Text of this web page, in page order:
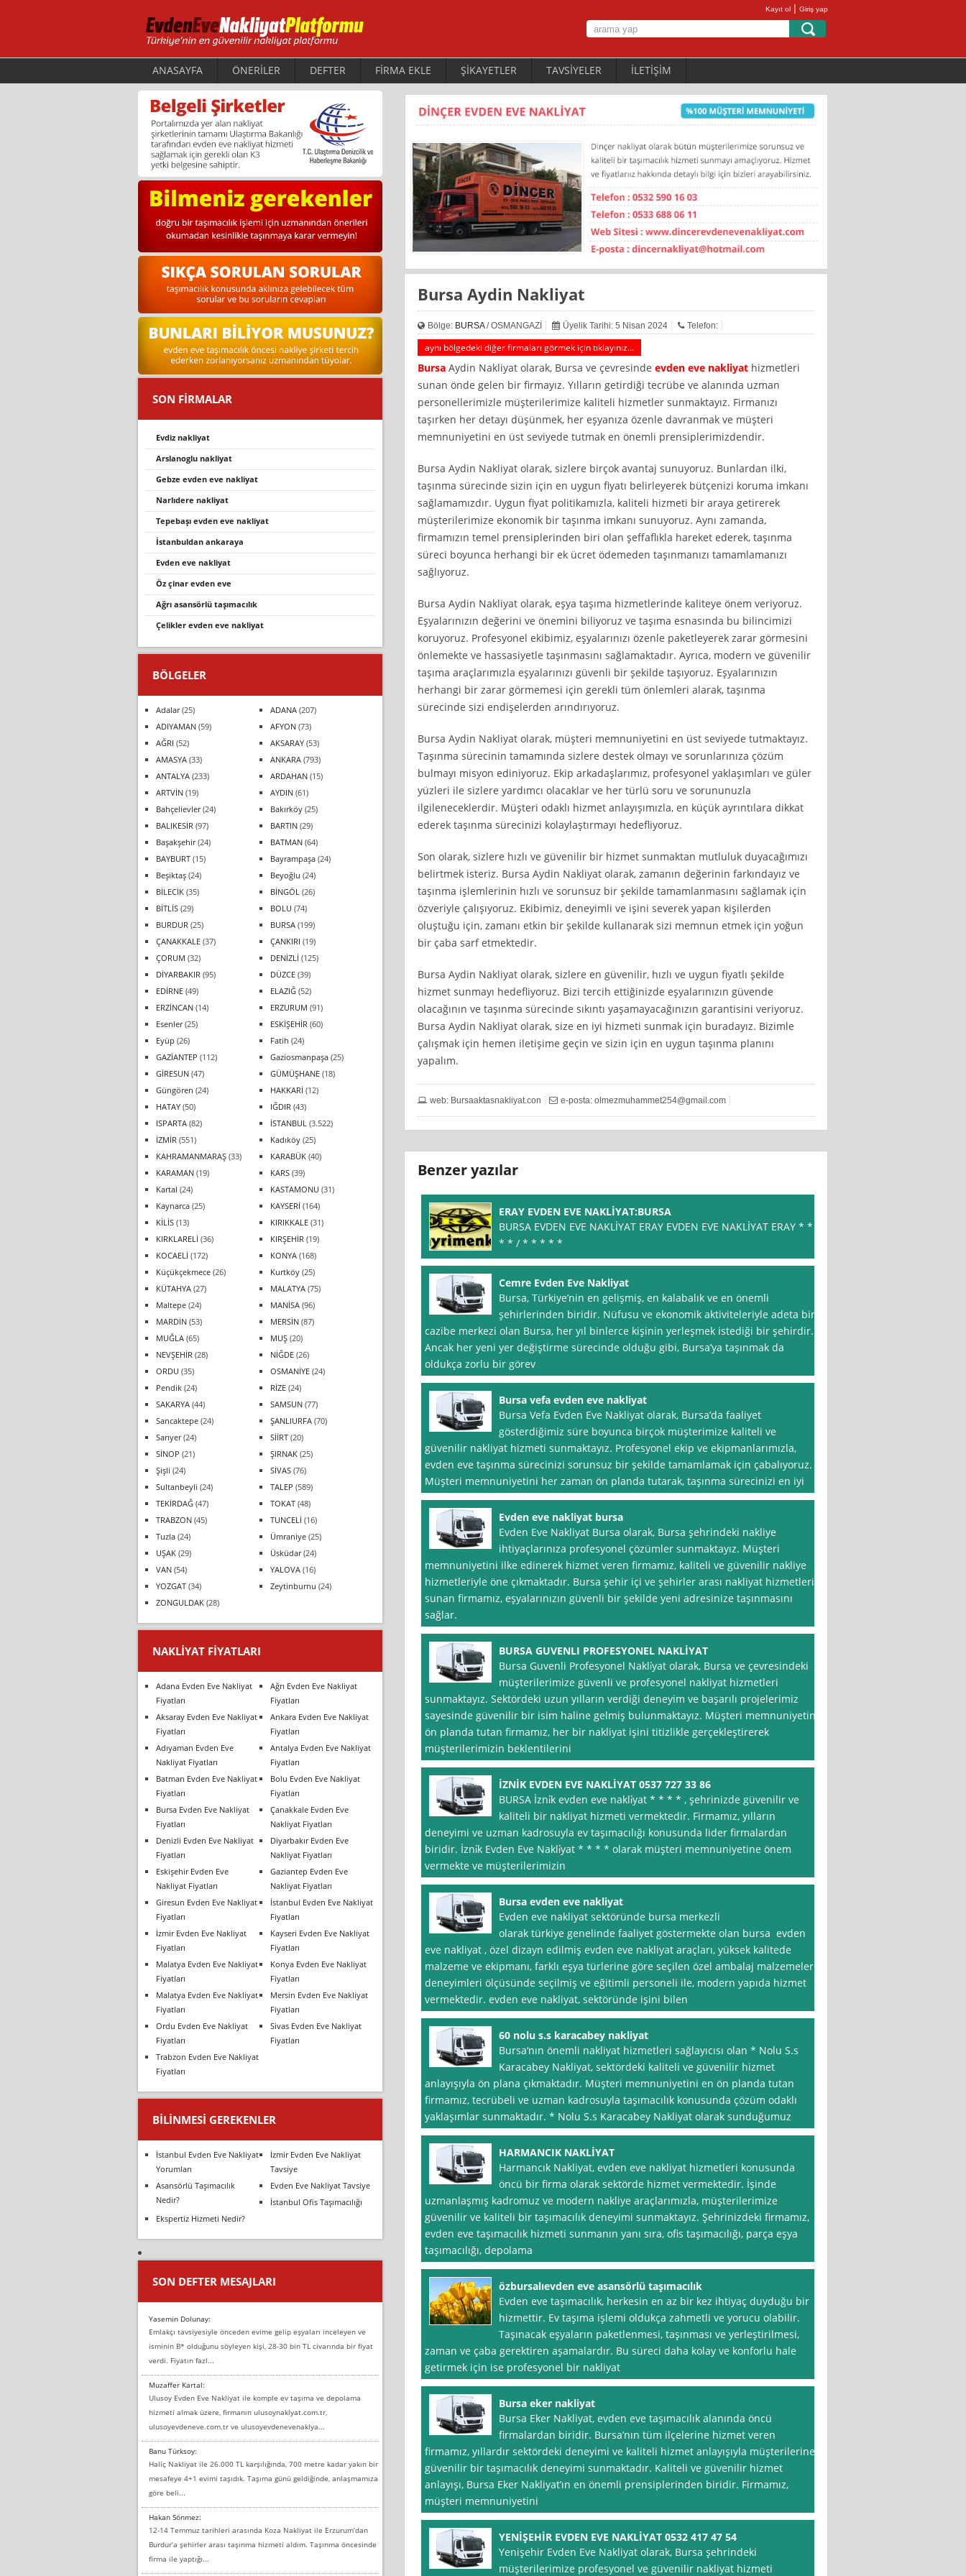
Kayıt ol | Giriş yap
ANASAYFA ÖNERİLER DEFTER FİRMA EKLE ŞİKAYETLER TAVSİYELER İLETİŞİM
Bursa Aydin Nakliyat
Bölge: BURSA/ OSMANGAZİ Üyelik Tarihi: 5 Nisan 2024 Telefon:
aynı bölgedeki diğer firmaları görmek için tıklayınız...
BursaAydin Nakliyat olarak, Bursa ve çevresinde evden eve nakliyathizmetleri
sunan önde gelen bir firmayız. Yılların getirdiği tecrübe ve alanında uzman
personellerimizle müşterilerimize kaliteli hizmetler sunmaktayız. Firmanızı
taşırken her detayı düşünmek, her eşyanıza özenle davranmak ve müşteri
memnuniyetini en üst seviyede tutmak en önemli prensiplerimizdendir.
Bursa Aydin Nakliyat olarak, sizlere birçok avantaj sunuyoruz. Bunlardan ilki,
taşınma sürecinde sizin için en uygun fiyatı belirleyerek bütçenizi koruma imkanı
sağlamamızdır. Uygun fiyat politikamızla, kaliteli hizmeti bir araya getirerek
müşterilerimize ekonomik bir taşınma imkanı sunuyoruz. Aynı zamanda,
firmamızın temel prensiplerinden biri olan şeffaflıkla hareket ederek, taşınma
süreci boyunca herhangi bir ek ücret ödemeden taşınmanızı tamamlamanızı
sağlıyoruz.
Bursa Aydin Nakliyat olarak, eşya taşıma hizmetlerinde kaliteye önem veriyoruz.
Eşyalarınızın değerini ve önemini biliyoruz ve taşıma esnasında bu bilincimizi
koruyoruz. Profesyonel ekibimiz, eşyalarınızı özenle paketleyerek zarar görmesini
önlemekte ve hassasiyetle taşınmasını sağlamaktadır. Ayrıca, modern ve güvenilir
taşıma araçlarımızla eşyalarınızı güvenli bir şekilde taşıyoruz. Eşyalarınızın
herhangi bir zarar görmemesi için gerekli tüm önlemleri alarak, taşınma
sürecinde sizi endişelerden arındırıyoruz.
Bursa Aydin Nakliyat olarak, müşteri memnuniyetini en üst seviyede tutmaktayız.
Taşınma sürecinin tamamında sizlere destek olmayı ve sorunlarınıza çözüm
bulmayı misyon ediniyoruz. Ekip arkadaşlarımız, profesyonel yaklaşımları ve güler
yüzleri ile sizlere yardımcı olacaklar ve her türlü soru ve sorununuzla
ilgileneceklerdir. Müşteri odaklı hizmet anlayışımızla, en küçük ayrıntılara dikkat
ederek taşınma sürecinizi kolaylaştırmayı hedefliyoruz.
Son olarak, sizlere hızlı ve güvenilir bir hizmet sunmaktan mutluluk duyacağımızı
belirtmek isteriz. Bursa Aydin Nakliyat olarak, zamanın değerinin farkındayız ve
taşınma işlemlerinin hızlı ve sorunsuz bir şekilde tamamlanmasını sağlamak için
özveriyle çalışıyoruz. Ekibimiz, deneyimli ve işini severek yapan kişilerden
oluştuğu için, zamanı etkin bir şekilde kullanarak sizi memnun etmek için yoğun
bir çaba sarf etmektedir.
Bursa Aydin Nakliyat olarak, sizlere en güvenilir, hızlı ve uygun fiyatlı şekilde
hizmet sunmayı hedefliyoruz. Bizi tercih ettiğinizde eşyalarınızın güvende
olacağının ve taşınma sürecinde sıkıntı yaşamayacağınızın garantisini veriyoruz.
Bursa Aydin Nakliyat olarak, size en iyi hizmeti sunmak için buradayız. Bizimle
çalışmak için hemen iletişime geçin ve sizin için en uygun taşınma planını
yapalım.
web: Bursaaktasnakliyat.con e-posta: olmezmuhammet254@gmail.com
Benzer yazılar
ERAY EVDEN EVE NAKLİYAT:BURSA
BURSA EVDEN EVE NAKLİYAT ERAY EVDEN EVE NAKLİYAT ERAY * *
* * / * * * * *
Cemre Evden Eve Nakliyat
Bursa, Türkiye’nin en gelişmiş, en kalabalık ve en önemli
şehirlerinden biridir. Nüfusu ve ekonomik aktiviteleriyle adeta bir
cazibe merkezi olan Bursa, her yıl binlerce kişinin yerleşmek istediği bir şehirdir.
Ancak her yeni yer değiştirme sürecinde olduğu gibi, Bursa’ya taşınmak da
oldukça zorlu bir görev
Bursa vefa evden eve nakliyat
Bursa Vefa Evden Eve Nakliyat olarak, Bursa’da faaliyet
gösterdiğimiz süre boyunca birçok müşterimize kaliteli ve
güvenilir nakliyat hizmeti sunmaktayız. Profesyonel ekip ve ekipmanlarımızla,
evden eve taşınma sürecinizi sorunsuz bir şekilde tamamlamak için çabalıyoruz.
Müşteri memnuniyetini her zaman ön planda tutarak, taşınma sürecinizi en iyi
Evden eve nakliyat bursa
Evden Eve Nakliyat Bursa olarak, Bursa şehrindeki nakliye
ihtiyaçlarınıza profesyonel çözümler sunmaktayız. Müşteri
memnuniyetini ilke edinerek hizmet veren firmamız, kaliteli ve güvenilir nakliye
hizmetleriyle öne çıkmaktadır. Bursa şehir içi ve şehirler arası nakliyat hizmetleri
sunan firmamız, eşyalarınızın güvenli bir şekilde yeni adresinize taşınmasını
sağlar.
BURSA GUVENLI PROFESYONEL NAKLİYAT
Bursa Guvenli Profesyonel Nakli̇yat olarak, Bursa ve çevresindeki
müşterilerimize güvenli ve profesyonel nakliyat hizmetleri
sunmaktayız. Sektördeki uzun yılların verdiği deneyim ve başarılı projelerimiz
sayesinde güvenilir bir isim haline gelmiş bulunmaktayız. Müşteri memnuniyetini
ön planda tutan firmamız, her bir nakliyat işini titizlikle gerçekleştirerek
müşterilerimizin beklentilerini
İZNİK EVDEN EVE NAKLİYAT 0537 727 33 86
BURSA İzni̇k evden eve nakli̇yat * * * * , şehrinizde güvenilir ve
kaliteli bir nakliyat hizmeti vermektedir. Firmamız, yılların
deneyimi ve uzman kadrosuyla ev taşımacılığı konusunda lider firmalardan
biridir. İzni̇k Evden Eve Nakli̇yat * * * * olarak müşteri memnuniyetine önem
vermekte ve müşterilerimizin
Bursa evden eve nakliyat
Evden eve nakliyat sektöründe bursa merkezli
olarak türkiye genelinde faaliyet göstermekte olan bursa evden
eve nakliyat , özel dizayn edilmiş evden eve nakliyat araçları, yüksek kalitede
malzeme ve ekipmanı, farklı eşya türlerine göre seçilen özel ambalaj malzemeleri,
deneyimleri ölçüsünde seçilmiş ve eğitimli personeli ile, modern yapıda hizmet
vermektedir. evden eve nakliyat, sektöründe işini bilen
60 nolu s.s karacabey nakliyat
Bursa‘nın önemli nakliyat hizmetleri sağlayıcısı olan * Nolu S.s
Karacabey Nakliyat, sektördeki kaliteli ve güvenilir hizmet
anlayışıyla ön plana çıkmaktadır. Müşteri memnuniyetini en ön planda tutan
firmamız, tecrübeli ve uzman kadrosuyla taşımacılık konusunda çözüm odaklı
yaklaşımlar sunmaktadır. * Nolu S.s Karacabey Nakliyat olarak sunduğumuz
HARMANCIK NAKLİYAT
Harmancık Nakliyat, evden eve nakliyat hizmetleri konusunda
öncü bir firma olarak sektörde hizmet vermektedir. İşinde
uzmanlaşmış kadromuz ve modern nakliye araçlarımızla, müşterilerimize
güvenilir ve kaliteli bir taşımacılık deneyimi sunmaktayız. Şehrinizdeki firmamız,
evden eve taşımacılık hizmeti sunmanın yanı sıra, ofis taşımacılığı, parça eşya
taşımacılığı, depolama
özbursalıevden eve asansörlü taşımacılık
Evden eve taşımacılık, herkesin en az bir kez ihtiyaç duyduğu bir
hizmettir. Ev taşıma işlemi oldukça zahmetli ve yorucu olabilir.
Taşınacak eşyaların paketlenmesi, taşınması ve yerleştirilmesi,
zaman ve çaba gerektiren aşamalardır. Bu süreci daha kolay ve konforlu hale
getirmek için ise profesyonel bir nakliyat
Bursa eker nakliyat
Bursa Eker Nakliyat, evden eve taşımacılık alanında öncü
firmalardan biridir. Bursa’nın tüm ilçelerine hizmet veren
firmamız, yıllardır sektördeki deneyimi ve kaliteli hizmet anlayışıyla müşterilerine
güvenilir bir taşımacılık deneyimi sunmaktadır. Kaliteli ve güvenilir hizmet
anlayışı, Bursa Eker Nakliyat’ın en önemli prensiplerinden biridir. Firmamız,
müşteri memnuniyetini
YENİŞEHİR EVDEN EVE NAKLİYAT 0532 417 47 54
Yenişehir Evden Eve Nakliyat olarak, Bursa şehrindeki
müşterilerimize profesyonel ve güvenilir nakliyat hizmeti
SON FİRMALAR
evdiz nakliyat
arslanoglu nakliyat
gebze evden eve nakliyat
narlidere nakli̇yat
tepebaşi evden eve nakli̇yat
istanbuldan ankaraya
evden eve nakliyat
öz çinar evden eve
ağrı asansörlü taşımacılık
çelikler evden eve nakliyat
BÖLGELER
Adalar(25) ADANA (207)
ADIYAMAN (59) AFYON (73)
AĞRI (52) AKSARAY (53)
AMASYA (33) ANKARA (793)
ANTALYA (233) ARDAHAN (15)
ARTVİN (19) AYDIN (61)
Bahçelievler(24) Bakırköy (25)
BALIKESİR (97) BARTIN (29)
Başakşehir(24) BATMAN (64)
BAYBURT (15) Bayrampaşa (24)
Beşiktaş (24) Beyoğlu (24)
BİLECİK (35) BİNGÖL (26)
BİTLİS (29) BOLU (74)
BURDUR (25) BURSA (199)
ÇANAKKALE (37) ÇANKIRI (19)
ÇORUM (32) DENİZLİ (125)
DİYARBAKIR (95) DÜZCE (39)
EDİRNE (49) ELAZIĞ (52)
ERZİNCAN (14) ERZURUM (91)
Esenler(25) ESKİŞEHİR (60)
Eyüp (26) Fatih (24)
GAZİANTEP (112) Gaziosmanpaşa (25)
GİRESUN (47) GÜMÜŞHANE (18)
Güngören (24) HAKKARİ (12)
HATAY (50) IĞDIR (43)
ISPARTA (82) İSTANBUL (3.522)
İZMİR (551) Kadıköy (25)
KAHRAMANMARAŞ (33) KARABÜK (40)
KARAMAN (19) KARS (39)
Kartal (24) KASTAMONU (31)
Kaynarca (25) KAYSERİ (164)
KİLİS (13) KIRIKKALE (31)
KIRKLARELİ (36) KIRŞEHİR (19)
KOCAELİ (172) KONYA (168)
Küçükçekmece (26) Kurtköy (25)
KÜTAHYA (27) MALATYA (75)
Maltepe (24) MANİSA (96)
MARDİN (53) MERSİN (87)
MUĞLA (65) MUŞ (20)
NEVŞEHİR (28) NİĞDE (26)
ORDU (35) OSMANİYE (24)
Pendik (24) RİZE (24)
SAKARYA (44) SAMSUN (77)
Sancaktepe (24) ŞANLIURFA (70)
Sarıyer(24) SİİRT (20)
SİNOP (21) ŞIRNAK (25)
Şişli (24) SİVAS (76)
Sultanbeyli (24) TALEP (589)
TEKİRDAĞ (47) TOKAT (48)
TRABZON (45) TUNCELİ (16)
Tuzla (24) Ümraniye (25)
UŞAK (29) Üsküdar(24)
VAN (54) YALOVA (16)
YOZGAT (34) Zeytinburnu (24)
ZONGULDAK (28)
NAKLIYAT FIYATLARI
Adana Evden Eve Nakliyat
Fiyatları
Ağrı Evden Eve Nakliyat
Fiyatları
Aksaray Evden Eve Nakliyat
Fiyatları
Ankara Evden Eve Nakliyat
Fiyatları
Adıyaman Evden Eve
Nakliyat Fiyatları
Antalya Evden Eve Nakliyat
Fiyatları
Batman Evden Eve Nakliyat
Fiyatları
Bolu Evden Eve Nakliyat
Fiyatları
Bursa Evden Eve Nakliyat
Fiyatları
Çanakkale Evden Eve
Nakliyat Fiyatları
Denizli Evden Eve Nakliyat
Fiyatları
Diyarbakır Evden Eve
Nakliyat Fiyatları
Eskişehir Evden Eve
Nakliyat Fiyatları
Gaziantep Evden Eve
Nakliyat Fiyatları
Giresun Evden Eve Nakliyat
Fiyatları
İstanbul Evden Eve Nakliyat
Fiyatları
İzmir Evden Eve Nakliyat
Fiyatları
Kayseri Evden Eve Nakliyat
Fiyatları
Malatya Evden Eve Nakliyat
Fiyatları
Konya Evden Eve Nakliyat
Fiyatları
Malatya Evden Eve Nakliyat
Fiyatları
Mersin Evden Eve Nakliyat
Fiyatları
Ordu Evden Eve Nakliyat
Fiyatları
Sivas Evden Eve Nakliyat
Fiyatları
Trabzon Evden Eve Nakliyat
Fiyatları
BILINMESI GEREKENLER
İstanbul Evden Eve Nakliyat
Yorumları
İzmir Evden Eve Nakliyat
Tavsiye
Asansörlü Taşımacılık
Nedir?
Evden Eve Nakliyat Tavsiye
İstanbul Ofis Taşımacılığı
Ekspertiz Hizmeti Nedir?
SON DEFTER MESAJLARI
Yasemin Dolunay:
Emlakçı tavsiyesiyle önceden evime gelip eşyaları inceleyen ve
isminin B* olduğunu söyleyen kişi, 28-30 bin TL civarında bir fiyat
verdi. Fiyatın fazl...
Muzaffer Kartal:
Ulusoy Evden Eve Nakliyat ile komple ev taşıma ve depolama
hizmeti almak üzere, firmanın ulusoynaklyat.com.tr,
ulusoyevdeneve.com.tr ve ulusoyevdenevenaklya...
Banu Türksoy:
Haliç Nakliyat ile 26.000 TL karşılığında, 700 metre kadar yakın bir
mesafeye 4+1 evimi taşıdık. Taşıma günü geldiğinde, anlaşmamıza
göre beli...
Hakan Sönmez:
12-14 Temmuz tarihleri arasında Koza Nakliyat ile Erzurum’dan
Burdur’a şehirler arası taşınma hizmeti aldım. Taşınma öncesinde
firma ile yaptığı...